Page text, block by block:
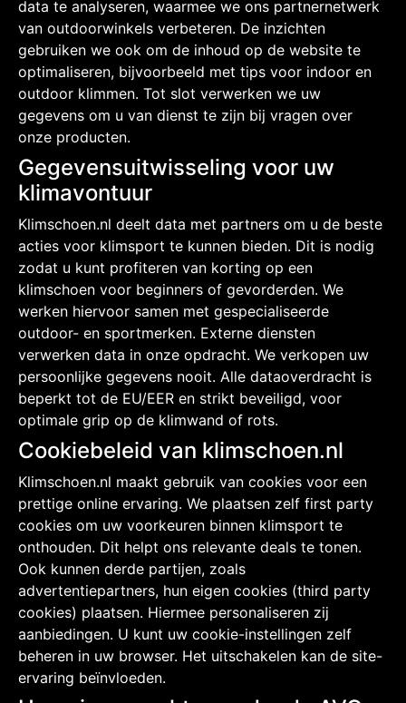
data te analyseren, waarmee we ons partnernetwerk
van outdoorwinkels verbeteren. De inzichten
gebruiken we ook om de inhoud op de website te
optimaliseren, bijvoorbeeld met tips voor indoor en
outdoor klimmen. Tot slot verwerken we uw
gegevens om u van dienst te zijn bij vragen over
onze producten.
Gegevensuitwisseling voor uw
klimavontuur
Klimschoen.nl deelt data met partners om u de beste
acties voor klimsport te kunnen bieden. Dit is nodig
zodat u kunt profiteren van korting op een
klimschoen voor beginners of gevorderden. We
werken hiervoor samen met gespecialiseerde
outdoor- en sportmerken. Externe diensten
verwerken data in onze opdracht. We verkopen uw
persoonlijke gegevens nooit. Alle dataoverdracht is
beperkt tot de EU/EER en strikt beveiligd, voor
optimale grip op de klimwand of rots.
Cookiebeleid van klimschoen.nl
Klimschoen.nl maakt gebruik van cookies voor een
prettige online ervaring. We plaatsen zelf first party
cookies om uw voorkeuren binnen klimsport te
onthouden. Dit helpt ons relevante deals te tonen.
Ook kunnen derde partijen, zoals
advertentiepartners, hun eigen cookies (third party
cookies) plaatsen. Hiermee personaliseren zij
aanbiedingen. U kunt uw cookie-instellingen zelf
beheren in uw browser. Het uitschakelen kan de site-
ervaring beïnvloeden.